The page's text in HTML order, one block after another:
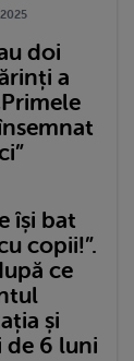
doi
a
își bat
copii!”.
ce
și
de 6 luni